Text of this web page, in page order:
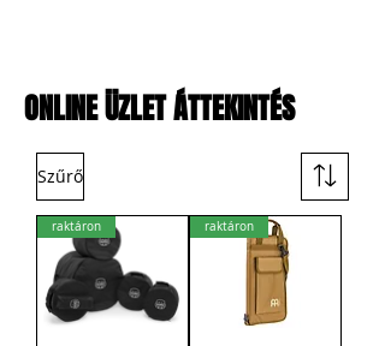
ONLINE ÜZLET ÁTTEKINTÉS
Szűrő
raktáron raktáron